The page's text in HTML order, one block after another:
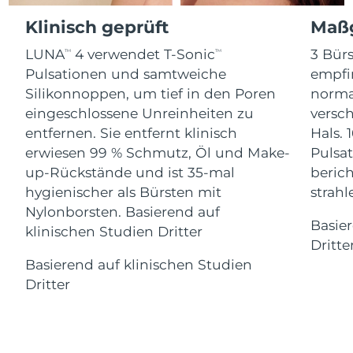
Klinisch geprüft
LUNATM 4 verwendet T-SonicTM
Pulsationen und samtweiche
Silikonnoppen, um tief in den Poren
eingeschlossene Unreinheiten zu
entfernen. Sie entfernt klinisch
erwiesen 99 % Schmutz, Öl und Make-
up-Rückstände und ist 35-mal
hygienischer als Bürsten mit
Nylonborsten. Basierend auf
klinischen Studien Dritter
Basierend auf klinischen Studien
Dritter
3
Hals.
For healthy hair
Kosmetik
Kaufe alles
FOREO APP
ÜBER
Isle of Man 8/10/26
Israel Erwartete Lieferung 8/12/26
Italien Erwartete Lieferung
Japan Erwartete Lieferung
Jersey Erwartete Lieferung 8/13/26
Kasachstan Erwartete Lieferung
8/8/26
Lettland